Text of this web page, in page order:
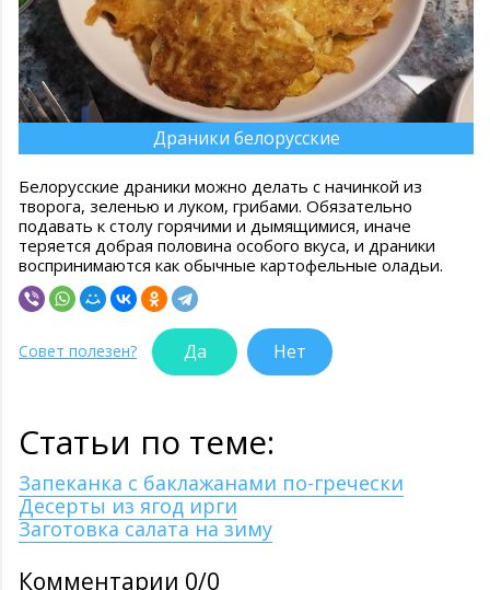
Драники белорусские
Белорусские драники можно делать с начинкой из
творога, зеленью и луком, грибами. Обязательно
подавать к столу горячими и дымящимися, иначе
теряется добрая половина особого вкуса, и драники
воспринимаются как обычные картофельные оладьи.
Совет полезен? Да Нет
Статьи по теме:
Запеканка с баклажанами по-гречески
Десерты из ягод ирги
Заготовка салата на зиму
Комментарии 0/0